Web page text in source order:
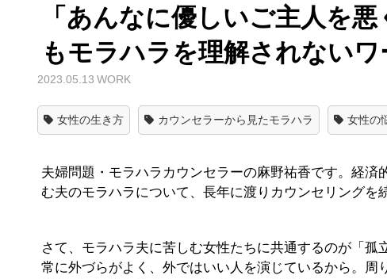
「あんなに優しいご主人を
もモラハラを理解されない
2023.05.13 WORK
女性の生き方 カウンセラーから見たモラハラ 女性の
夫婦問題・モラハラカウンセラーの麻野祐香です。経
む夫のモラハラについて、長年に渡りカウンセリングを
さて、モラハラ夫に苦しむ女性たちに共通するのが「
常に外づらがよく、外ではいい人を演じているから。